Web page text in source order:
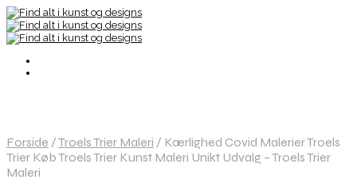
Forside /Troels Trier Maleri / Kærlighed Covid Malerier Troels
Trier Køb Troels Trier Kunst Maleri Unikt Udvalg – Troels Trier
Maleri